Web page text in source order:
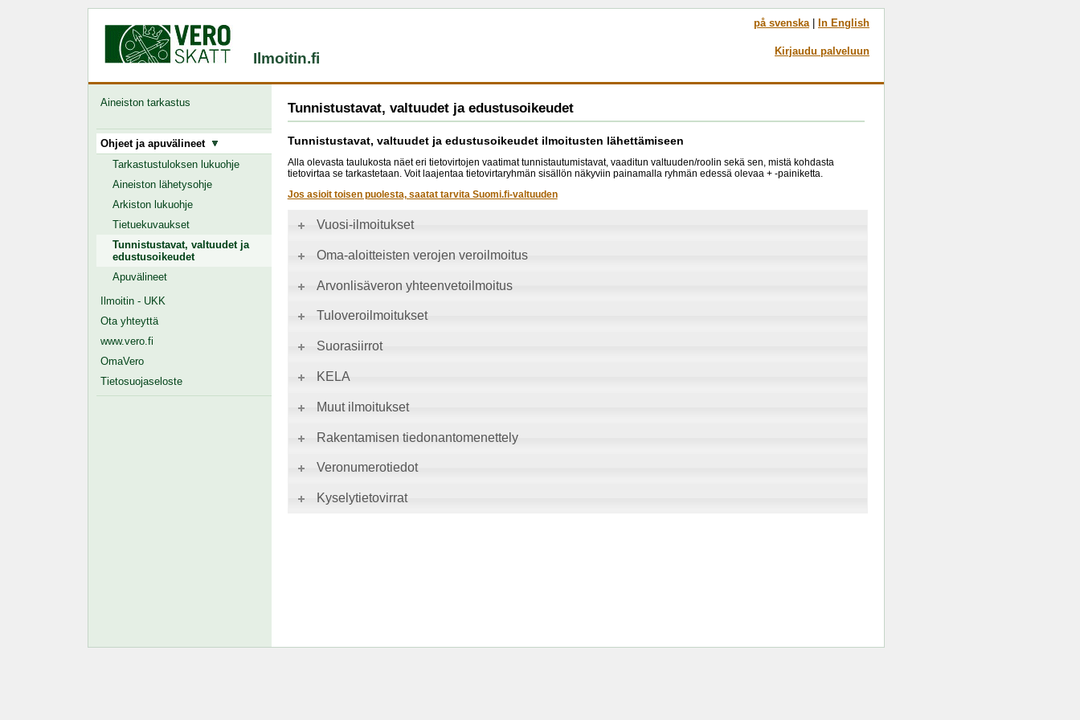
Ilmoitin.fi
på svenska| In English
Kirjaudu palveluun
Aineiston tarkastus
Ohjeet ja apuvälineet
Tarkastustuloksen lukuohje
Aineiston lähetysohje
Arkiston lukuohje
Tietuekuvaukset
Tunnistustavat, valtuudet ja
edustusoikeudet
Apuvälineet
Ilmoitin - UKK
Ota yhteyttä
www.vero.fi
OmaVero
Tietosuojaseloste
Tunnistustavat, valtuudet ja edustusoikeudet
Tunnistustavat, valtuudet ja edustusoikeudet ilmoitusten lähettämiseen
Alla olevasta taulukosta näet eri tietovirtojen vaatimat tunnistautumistavat, vaaditun valtuuden/roolin sekä sen, mistä kohdasta
tietovirtaa se tarkastetaan. Voit laajentaa tietovirtaryhmän sisällön näkyviin painamalla ryhmän edessä olevaa + -painiketta.
Jos asioit toisen puolesta, saatat tarvita Suomi.fi-valtuuden
Vuosi-ilmoitukset
Oma-aloitteisten verojen veroilmoitus
Arvonlisäveron yhteenvetoilmoitus
Tuloveroilmoitukset
Suorasiirrot
KELA
Muut ilmoitukset
Rakentamisen tiedonantomenettely
Veronumerotiedot
Kyselytietovirrat